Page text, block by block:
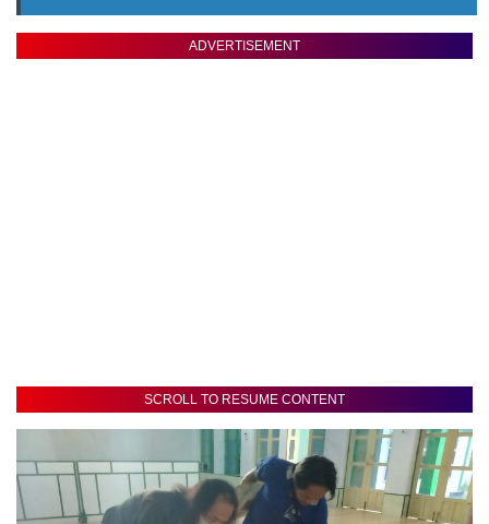
ADVERTISEMENT
SCROLL TO RESUME CONTENT